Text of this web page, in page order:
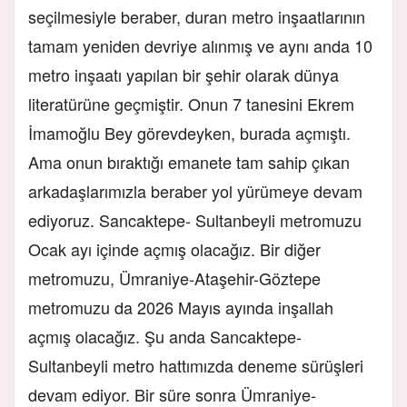
seçilmesiyle beraber, duran metro inşaatlarının
tamam yeniden devriye alınmış ve aynı anda 10
metro inşaatı yapılan bir şehir olarak dünya
literatürüne geçmiştir. Onun 7 tanesini Ekrem
İmamoğlu Bey görevdeyken, burada açmıştı.
Ama onun bıraktığı emanete tam sahip çıkan
arkadaşlarımızla beraber yol yürümeye devam
ediyoruz. Sancaktepe- Sultanbeyli metromuzu
Ocak ayı içinde açmış olacağız. Bir diğer
metromuzu, Ümraniye-Ataşehir-Göztepe
metromuzu da 2026 Mayıs ayında inşallah
açmış olacağız. Şu anda Sancaktepe-
Sultanbeyli metro hattımızda deneme sürüşleri
devam ediyor. Bir süre sonra Ümraniye-